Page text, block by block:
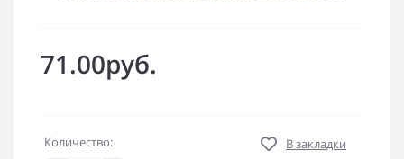
71.00руб.
Количество:
В закладки